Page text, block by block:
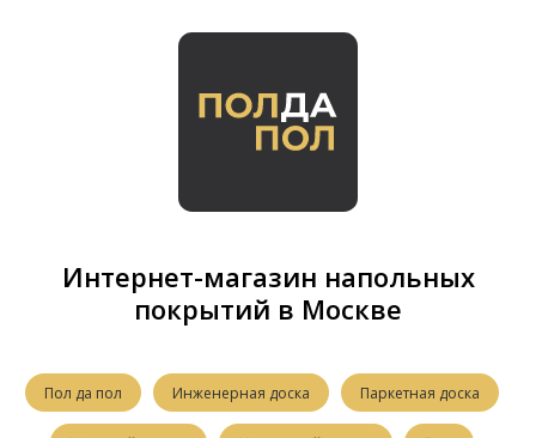
Интернет-магазин напольных
покрытий в Москве
Пол да пол Инженерная доска Паркетная доска